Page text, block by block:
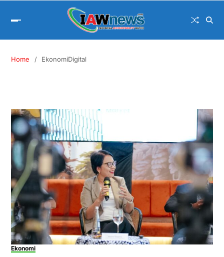
Home EkonomiDigital
Ekonomi